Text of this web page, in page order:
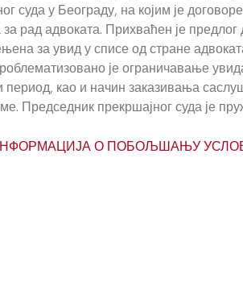
суда у Београду, на којим је
за рад адвоката. Прихваћен је
за увид у списе од стране
је ограничавање
период, као и начин заказивања
Председник прекршајног суда је
О ПОБОЉШАЊУ